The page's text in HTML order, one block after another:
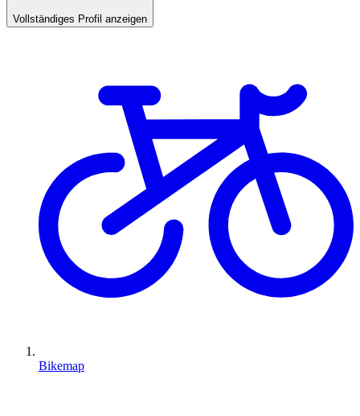
Vollständiges Profil anzeigen
Bikemap